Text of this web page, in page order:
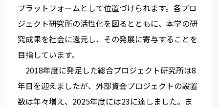
プラットフォームとして位置づけられます。各プロ
ジェクト研究所の活性化を図るとともに、本学の研
究成果を社会に還元し、その発展に寄与することを
目指しています。
2018年度に発足した総合プロジェクト研究所は8
年目を迎えましたが、外部資金プロジェクトの設置
数は年々増え、2025年度には23に達しました。ま